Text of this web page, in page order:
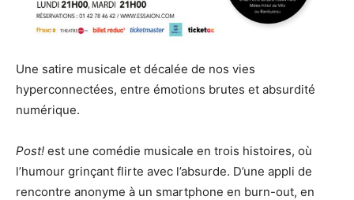
Une satire musicale et décalée de nos vies
hyperconnectées, entre émotions brutes et absurdité
numérique.
Post! est une comédie musicale en trois histoires, où
l’humour grinçant flirte avec l’absurde. D’une appli de
rencontre anonyme à un smartphone en burn-out, en